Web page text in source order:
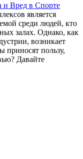
и Вред в Спорте
является
среди людей, кто
залах. Однако, как
возникает
приносят пользу,
Давайте